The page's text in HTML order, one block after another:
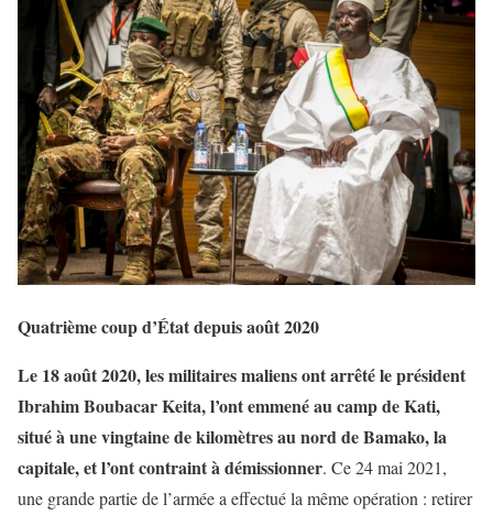
Quatrième coup d’État depuis août 2020
Le 18 août 2020, les militaires maliens ont arrêté le président
Ibrahim Boubacar Keita, l’ont emmené au camp de Kati,
situé à une vingtaine de kilomètres au nord de Bamako, la
capitale, et l’ont contraint à démissionner. Ce 24 mai 2021,
une grande partie de l’armée a effectué la même opération : retirer